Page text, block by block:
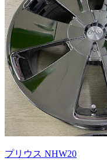
プリウス NHW20